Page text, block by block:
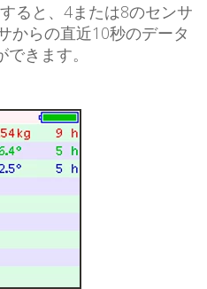
ると、4または8のセンサ
からの直近10秒のデータ
きます。